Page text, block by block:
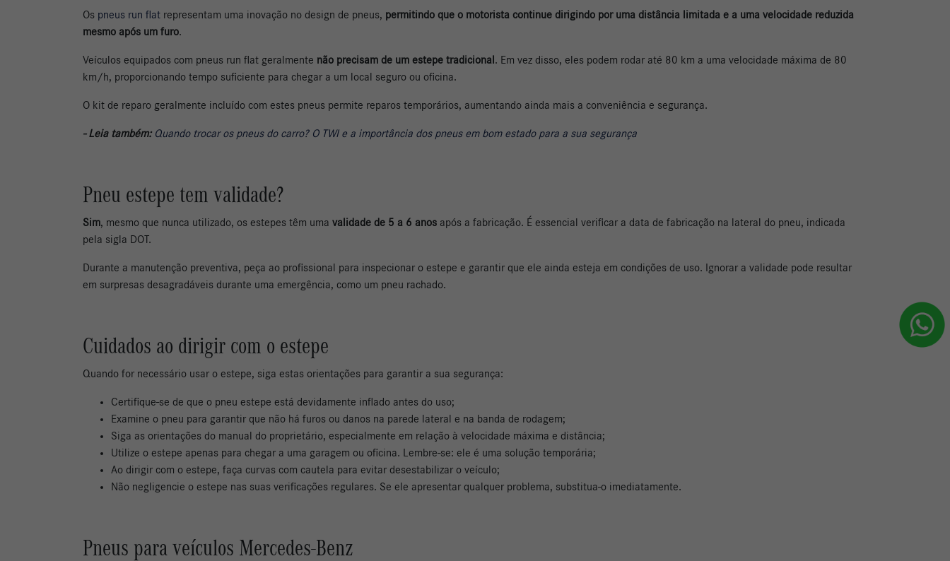
Os pneus run flat representam uma inovação no design de pneus, permitindo que o motorista continue dirigindo por uma distância limitada e a uma velocidade reduzida
mesmo após um furo.
Veículos equipados com pneus run flat geralmente não precisam de um estepe tradicional . Em vez disso, eles podem rodar até 80 km a uma velocidade máxima de 80
km/h, proporcionando tempo suficiente para chegar a um local seguro ou oficina.
O kit de reparo geralmente incluído com estes pneus permite reparos temporários, aumentando ainda mais a conveniência e segurança.
- Leia também: Quando trocar os pneus do carro? O TWI e a importância dos pneus em bom estado para a sua segurança
Pneu estepe tem validade?
Sim, mesmo que nunca utilizado, os estepes têm uma validade de 5 a 6 anos após a fabricação. É essencial verificar a data de fabricação na lateral do pneu, indicada
pela sigla DOT.
Durante a manutenção preventiva, peça ao profissional para inspecionar o estepe e garantir que ele ainda esteja em condições de uso. Ignorar a validade pode resultar
em surpresas desagradáveis durante uma emergência, como um pneu rachado.
Cuidados ao dirigir com o estepe
Quando for necessário usar o estepe, siga estas orientações para garantir a sua segurança:
Certifique-se de que o pneu estepe está devidamente inflado antes do uso;
Examine o pneu para garantir que não há furos ou danos na parede lateral e na banda de rodagem;
Siga as orientações do manual do proprietário, especialmente em relação à velocidade máxima e distância;
Utilize o estepe apenas para chegar a uma garagem ou oficina. Lembre-se: ele é uma solução temporária;
Ao dirigir com o estepe, faça curvas com cautela para evitar desestabilizar o veículo;
Não negligencie o estepe nas suas verificações regulares. Se ele apresentar qualquer problema, substitua-o imediatamente.
Pneus para veículos Mercedes-Benz